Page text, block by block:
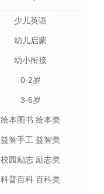
少儿英语
幼儿启蒙
幼小衔接
0-2岁
3-6岁
绘本图书 绘本类
益智手工 益智类
校园励志 励志类
科普百科 百科类